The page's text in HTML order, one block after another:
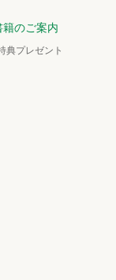
のご案内
典プレゼント